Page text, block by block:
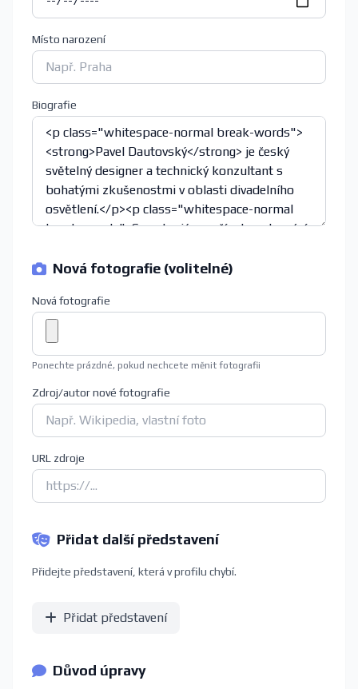
Místo narození
Biografie
Nová fotografie (volitelné)
Nová fotografie
Ponechte prázdné, pokud nechcete měnit fotografii
Zdroj/autor nové fotografie
URL zdroje
Přidat další představení
Přidejte představení, která v profilu chybí.
Přidat představení
Důvod úpravy